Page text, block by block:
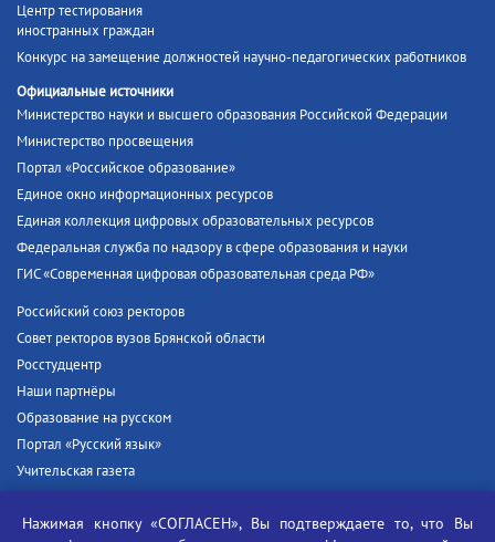
Центр тестирования
иностранных граждан
Конкурс на замещение должностей научно-педагогических работников
Официальные источники
Министерство науки и высшего образования Российской Федерации
Министерство просвещения
Портал «Российское образование»
Единое окно информационных ресурсов
Единая коллекция цифровых образовательных ресурсов
Федеральная служба по надзору в сфере образования и науки
ГИС «Современная цифровая образовательная среда РФ»
Российский союз ректоров
Совет ректоров вузов Брянской области
Росстудцентр
Наши партнёры
Образование на русском
Портал «Русский язык»
Учительская газета
Единый портал государственных услуг
Нажимая кнопку «СОГЛАСЕН», Вы подтверждаете то, что Вы